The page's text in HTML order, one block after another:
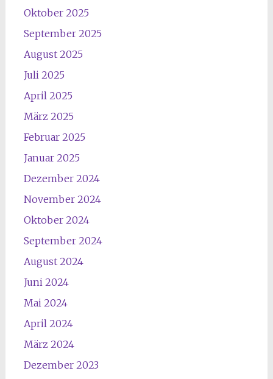
Oktober 2025
September 2025
August 2025
Juli 2025
April 2025
März 2025
Februar 2025
Januar 2025
Dezember 2024
November 2024
Oktober 2024
September 2024
August 2024
Juni 2024
Mai 2024
April 2024
März 2024
Dezember 2023